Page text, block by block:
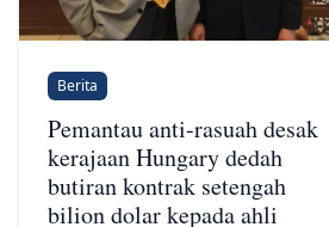
Berita
Pemantau anti-rasuah desak
kerajaan Hungary dedah
butiran kontrak setengah
bilion dolar kepada ahli